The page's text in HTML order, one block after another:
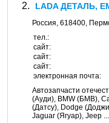
LADA ДЕТАЛЬ,
Россия, 618400,
тел.:
сайт:
сайт:
сайт:
электронная почта:
Автозапчасти
(Ауди), BMW (БМВ),
(Датсу), Dodge
Jaguar (Ягуар), Jeep ...